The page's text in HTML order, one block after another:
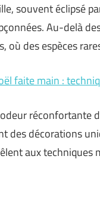
souvent éclipsé
Au-delà
où des espèces
faite main :
réconfortante
des décorations
aux techniques